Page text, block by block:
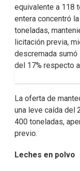
equivalente a 118
entera concentró
toneladas,
licitación previa,
descremada sumó
del 17% respecto
La oferta de
una leve caída del
400 toneladas,
previo.
Leches en polvo